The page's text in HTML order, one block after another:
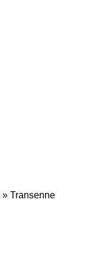
» Transenne